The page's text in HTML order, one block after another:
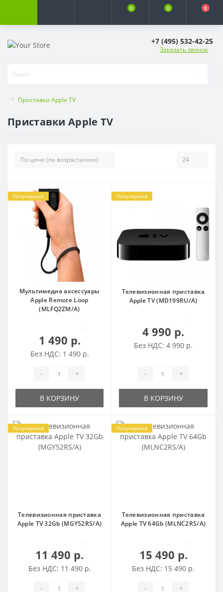
0 0 0
+7 (495) 532-42-25
Заказать звонок
Приставки Apple TV
Приставки Apple TV
Популярный
Мультимедиа аксессуары
Apple Remote Loop
(MLFQ2ZM/A)
1 490 р.
Без НДС: 1 490 р.
- +
В КОРЗИНУ
Популярный
Телевизионная приставка
Apple TV (MD199RU/A)
4 990 р.
Без НДС: 4 990 р.
- +
В КОРЗИНУ
Популярный
Телевизионная приставка
Apple TV 32Gb (MGY52RS/A)
11 490 р.
Без НДС: 11 490 р.
- +
Популярный
Телевизионная приставка
Apple TV 64Gb (MLNC2RS/A)
15 490 р.
Без НДС: 15 490 р.
- +